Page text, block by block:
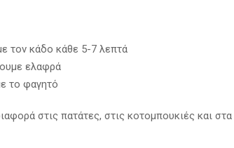
τον κάδο κάθε 5-7 λεπτά
ελαφρά
το φαγητό
στις πατάτες, στις κοτομπουκιές και